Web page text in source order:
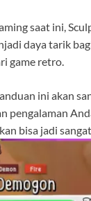
saat ini,
daya tarik
game retro.
ini akan
pengalaman
bisa jadi